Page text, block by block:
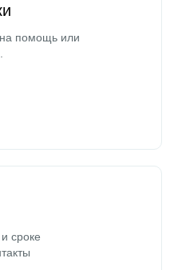
помощь или
сроке